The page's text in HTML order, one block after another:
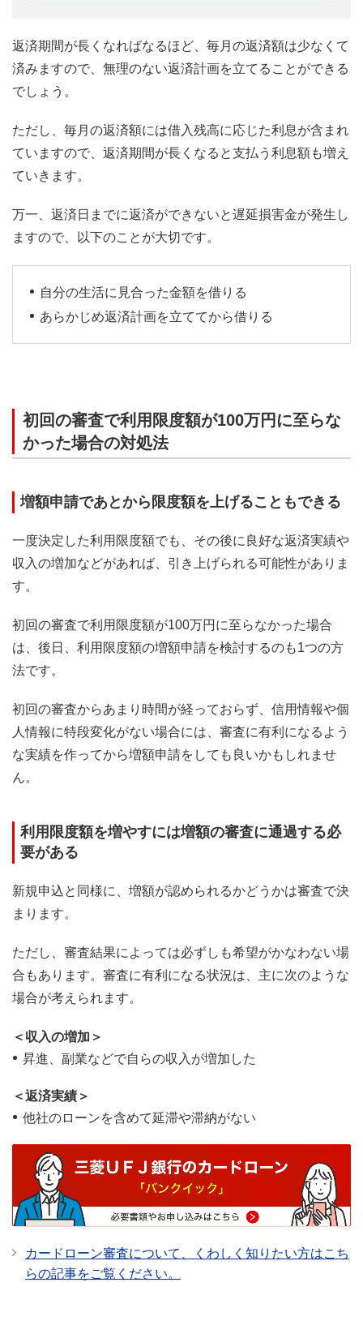
返済期間が長くなればなるほど、毎月の返済額は少なくて
済みますので、無理のない返済計画を立てることができる
でしょう。
ただし、毎月の返済額には借入残高に応じた利息が含まれ
ていますので、返済期間が長くなると支払う利息額も増え
ていきます。
万一、返済日までに返済ができないと遅延損害金が発生し
ますので、以下のことが大切です。
自分の生活に見合った金額を借りる
あらかじめ返済計画を立ててから借りる
初回の審査で利用限度額が100万円に至らな
かった場合の対処法
増額申請であとから限度額を上げることもできる
一度決定した利用限度額でも、その後に良好な返済実績や
収入の増加などがあれば、引き上げられる可能性がありま
す。
初回の審査で利用限度額が100万円に至らなかった場合
は、後日、利用限度額の増額申請を検討するのも1つの方
法です。
初回の審査からあまり時間が経っておらず、信用情報や個
人情報に特段変化がない場合には、審査に有利になるよう
な実績を作ってから増額申請をしても良いかもしれませ
ん。
利用限度額を増やすには増額の審査に通過する必
要がある
新規申込と同様に、増額が認められるかどうかは審査で決
まります。
ただし、審査結果によっては必ずしも希望がかなわない場
合もあります。審査に有利になる状況は、主に次のような
場合が考えられます。
＜収入の増加＞
昇進、副業などで自らの収入が増加した
＜返済実績＞
他社のローンを含めて延滞や滞納がない
カードローン審査について、くわしく知りたい方はこち
らの記事をご覧ください。